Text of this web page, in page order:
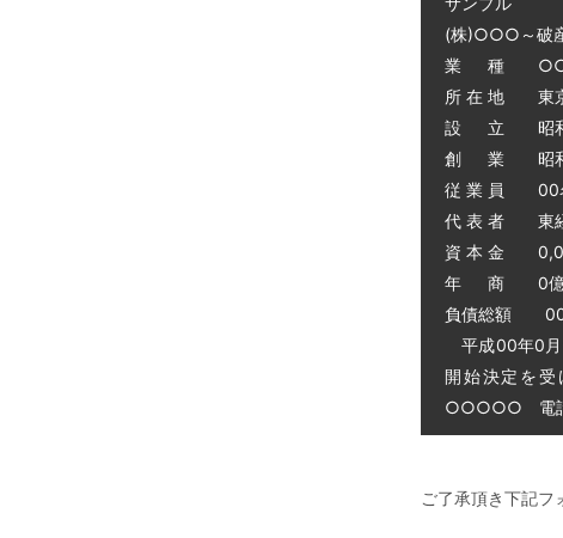
(株)○○○～破
業 種
所 在 地 東
設 立 昭和
創 業 昭和
従 業 員 00
代 表 者 東
資 本 金
年 商 0億
負債総額 00
平成00年0月
開始決定を
○○○○○ 電
ご了承頂き下記フ